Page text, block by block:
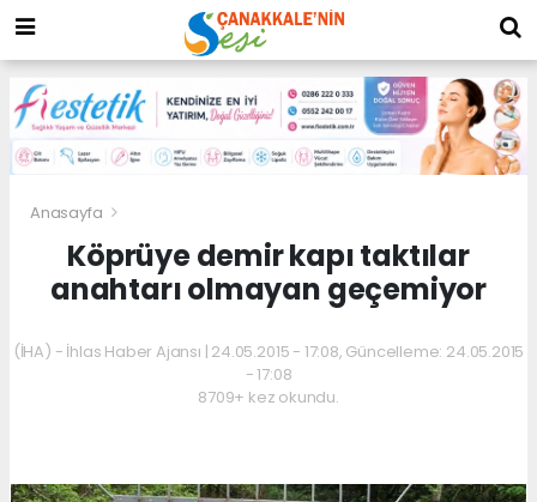
Anasayfa
Köprüye demir kapı taktılar
anahtarı olmayan geçemiyor
(İHA) - İhlas Haber Ajansı | 24.05.2015 - 17:08, Güncelleme: 24.05.2015
- 17:08
8709+ kez okundu.